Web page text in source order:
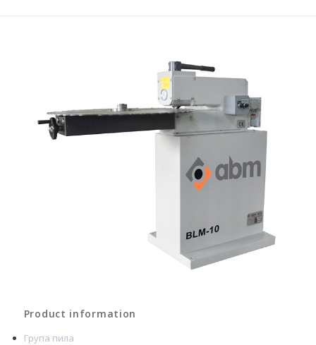
Product information
Група пила